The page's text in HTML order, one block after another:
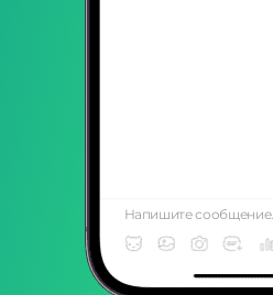
Напишите сообщение...